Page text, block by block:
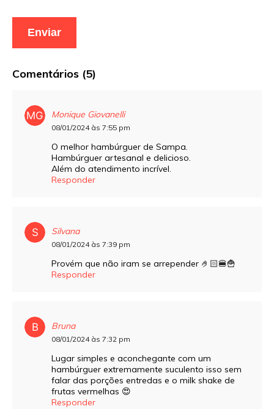
Comentários (5)
Monique Giovanelli
08/01/2024 às 7:55 pm
O melhor hambúrguer de Sampa.
Hambúrguer artesanal e delicioso.
Além do atendimento incrível.
Responder
Silvana
08/01/2024 às 7:39 pm
Provém que não iram se arrepender 🤌🏻🍔🍟
Responder
Bruna
08/01/2024 às 7:32 pm
Lugar simples e aconchegante com um
hambúrguer extremamente suculento isso sem
falar das porções entredas e o milk shake de
frutas vermelhas 😍
Responder